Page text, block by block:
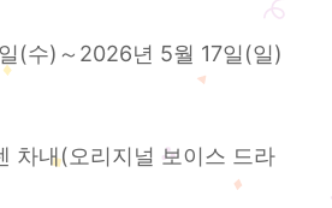
(수)～2026년 5월 17일(일)
차내(오리지널 보이스 드라